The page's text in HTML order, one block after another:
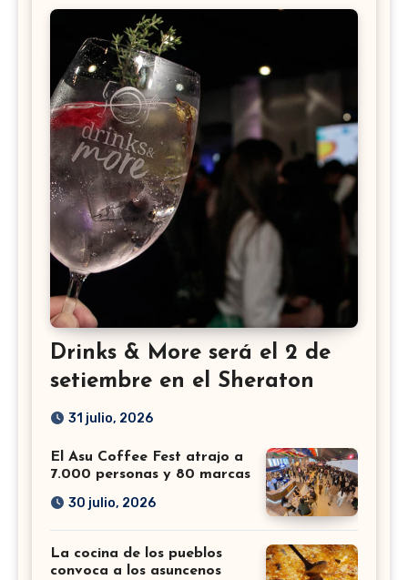
Drinks & More será el 2 de
setiembre en el Sheraton
31 julio, 2026
El Asu Coffee Fest atrajo a
7.000 personas y 80 marcas
30 julio, 2026
La cocina de los pueblos
convoca a los asuncenos